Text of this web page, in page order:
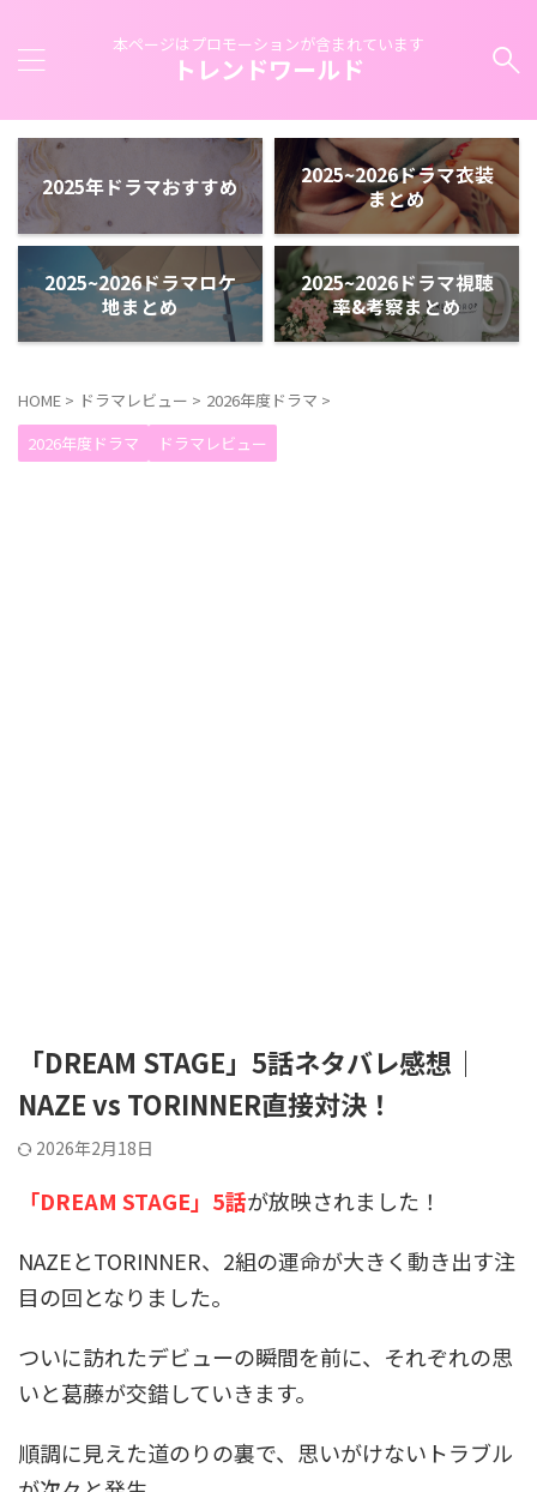
本ページはプロモーションが含まれています
トレンドワールド
2025年ドラマおすすめ
2025~2026ドラマ衣装
まとめ
2025~2026ドラマロケ
地まとめ
2025~2026ドラマ視聴
率&考察まとめ
HOME > ドラマレビュー > 2026年度ドラマ >
2026年度ドラマ
ドラマレビュー
「DREAM STAGE」5話ネタバレ感想｜
NAZE vs TORINNER直接対決！
2026年2月18日
「DREAM STAGE」5話が放映されました！
NAZEとTORINNER、2組の運命が大きく動き出す注
目の回となりました。
ついに訪れたデビューの瞬間を前に、それぞれの思
いと葛藤が交錯していきます。
順調に見えた道のりの裏で、思いがけないトラブル